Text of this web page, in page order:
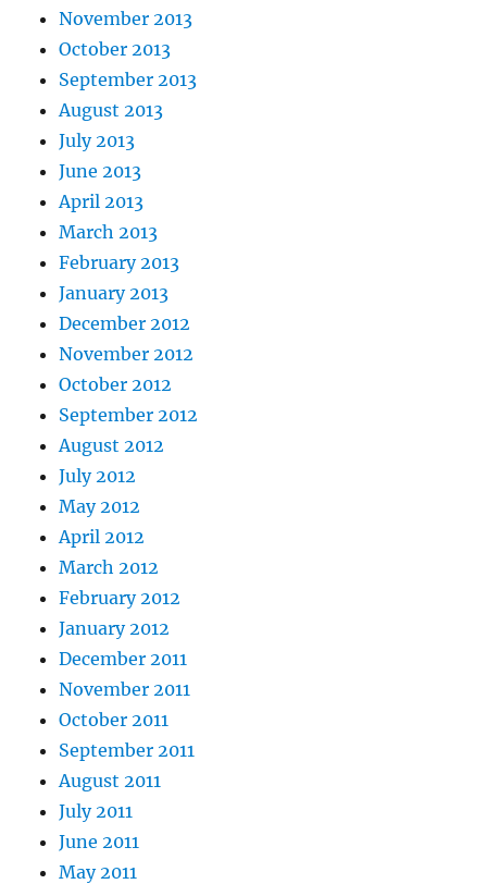
November 2013
October 2013
September 2013
August 2013
July 2013
June 2013
April 2013
March 2013
February 2013
January 2013
December 2012
November 2012
October 2012
September 2012
August 2012
July 2012
May 2012
April 2012
March 2012
February 2012
January 2012
December 2011
November 2011
October 2011
September 2011
August 2011
July 2011
June 2011
May 2011